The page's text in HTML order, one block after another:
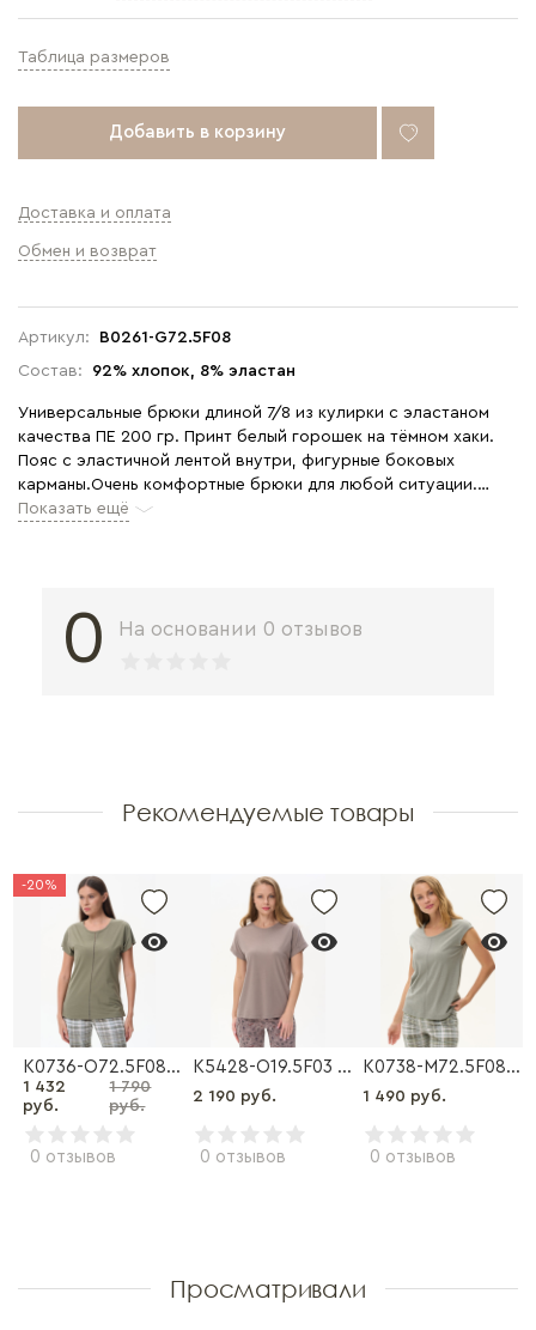
Артикул:
B0261-G72.5F08
Состав:
92% хлопок, 8% эластан
Универсальные брюки длиной 7/8 из кулирки с эластаном
качества ПЕ 200 гр. Принт белый горошек на тёмном хаки.
Пояс с эластичной лентой внутри, фигурные боковых
карманы.Очень комфортные брюки для любой ситуации.
Рост модели 175 см.
Показать ещё
Таблица размеров
Добавить в корзину
Доставка и оплата
Обмен и возврат
0 На основании 0 отзывов
Рекомендуемые товары
-20%
K0736-O72.5F08 Футболка
1 432
руб.
1 790
руб.
0 отзывов
K5428-O19.5F03 Футболка
2 190 руб.
0 отзывов
K0738-M72.5F08 Футболка
1 490 руб.
0 отзывов
Просматривали